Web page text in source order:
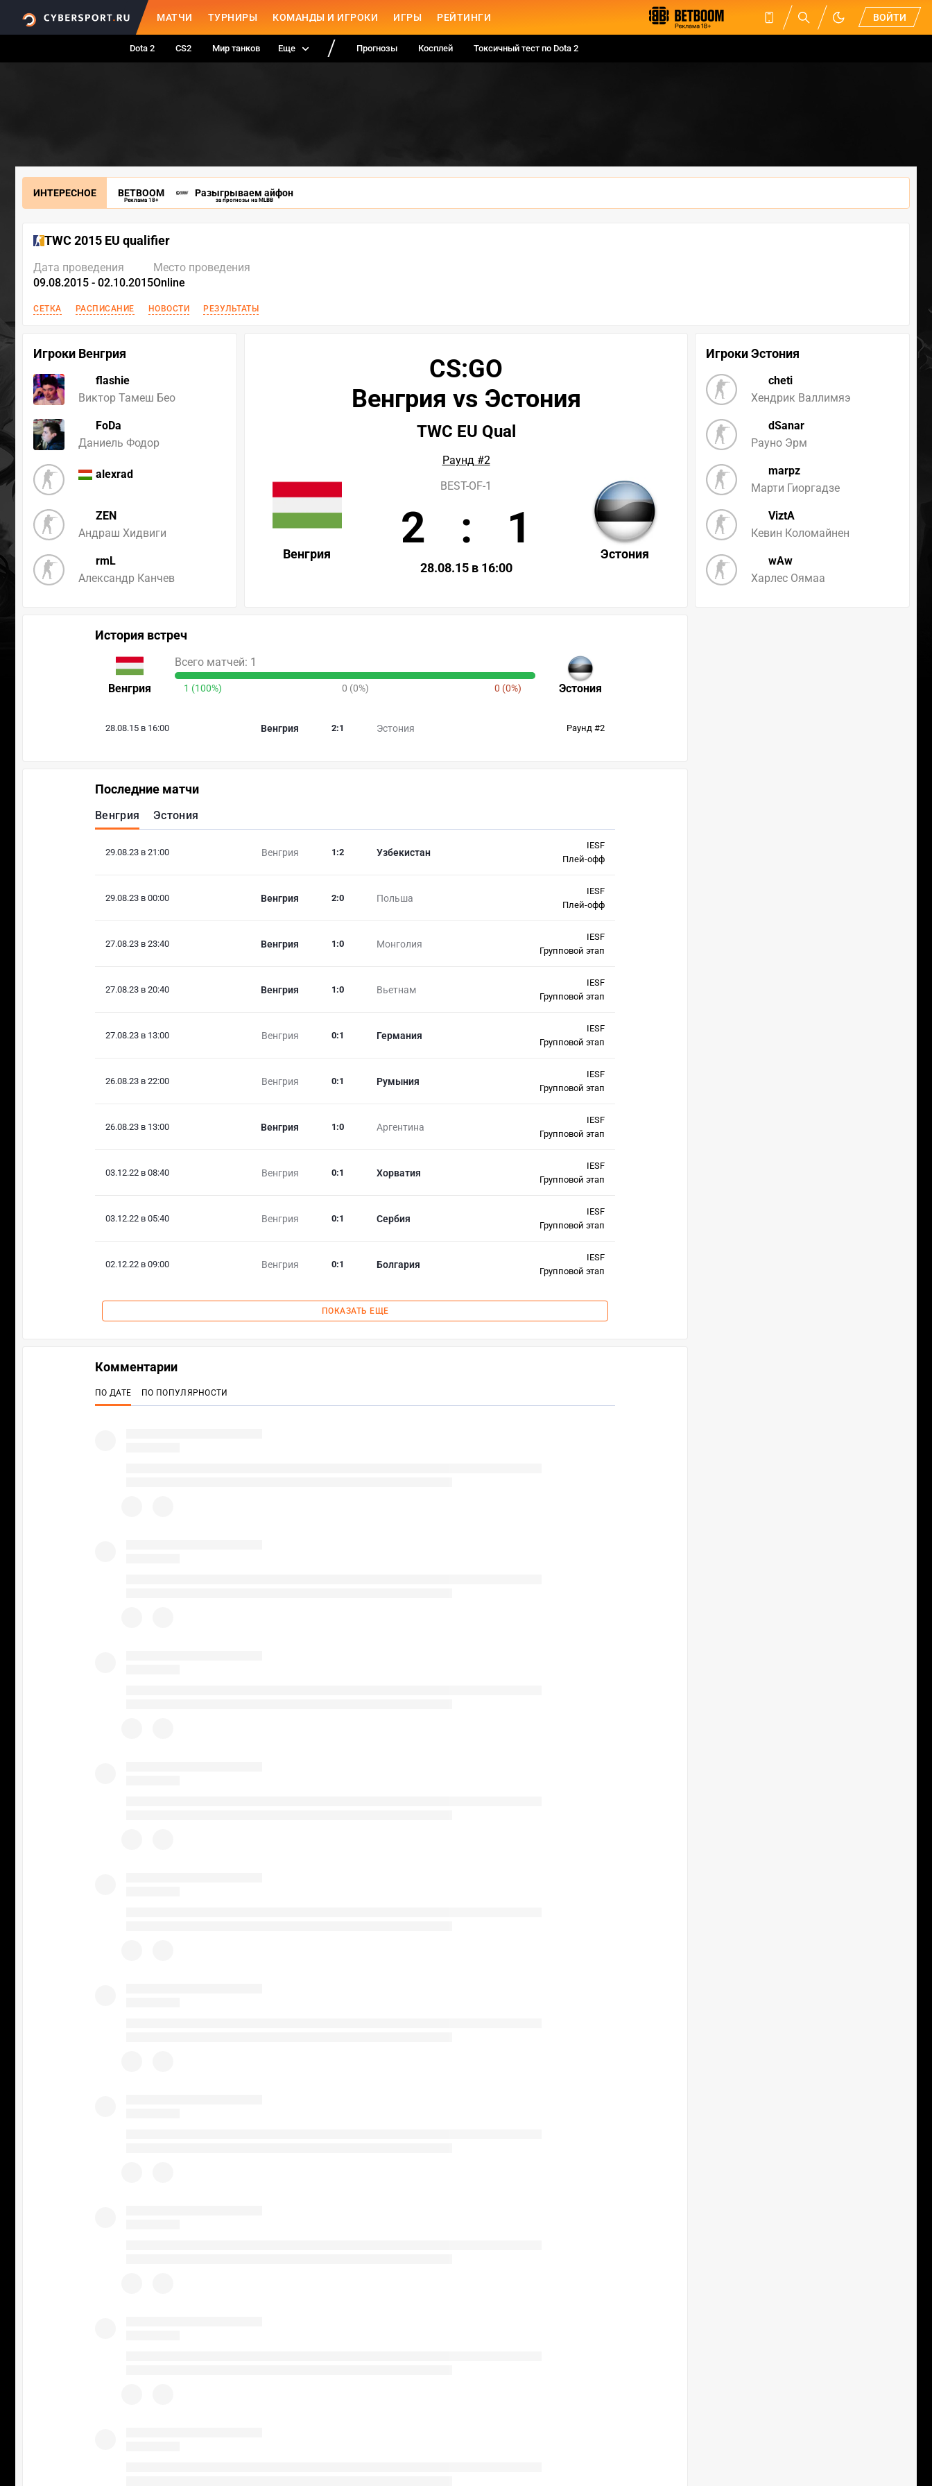
МАТЧИ ТУРНИРЫ КОМАНДЫ И ИГРОКИ ИГРЫ РЕЙТИНГИ ВОЙТИ
Dota 2 CS2 Мир танков Еще Прогнозы Косплей Токсичный тест по Dota 2
ИНТЕРЕСНОЕ BETBOOM
Реклама 18+
Разыгрываем айфон
за прогнозы на MLBB
TWC 2015 EU qualifier
Дата проведения
09.08.2015 - 02.10.2015
Место проведения
Online
СЕТКА РАСПИСАНИЕ НОВОСТИ РЕЗУЛЬТАТЫ
Игроки Венгрия
flashie
Виктор Тамеш Бео
FoDa
Даниель Фодор
alexrad
ZEN
Андраш Хидвиги
rmL
Александр Канчев
Игроки Эстония
cheti
Хендрик Валлимяэ
dSanar
Рауно Эрм
marpz
Марти Гиоргадзе
ViztA
Кевин Коломайнен
wAw
Харлес Оямаа
CS:GO
Венгрия vs Эстония
TWC EU Qual
Раунд #2
Венгрия Эстония
BEST-OF-1
2 : 1
28.08.15 в 16:00
История встреч
Венгрия Эстония
Всего матчей: 1
1 (100%) 0 (0%) 0 (0%)
28.08.15 в 16:00 Венгрия Эстония
2:1 Раунд #2
Последние матчи
Венгрия Эстония
29.08.23 в 21:00 Венгрия Узбекистан
1 :2
IESF
Плей-офф
29.08.23 в 00:00 Венгрия Польша
2:0
IESF
Плей-офф
27.08.23 в 23:40 Венгрия Монголия
1 :0
IESF
Групповой этап
27.08.23 в 20:40 Венгрия Вьетнам
1 :0
IESF
Групповой этап
27.08.23 в 13:00 Венгрия Германия
0:1
IESF
Групповой этап
26.08.23 в 22:00 Венгрия Румыния
0:1
IESF
Групповой этап
26.08.23 в 13:00 Венгрия Аргентина
1 :0
IESF
Групповой этап
03.12.22 в 08:40 Венгрия Хорватия
0:1
IESF
Групповой этап
03.12.22 в 05:40 Венгрия Сербия
0:1
IESF
Групповой этап
02.12.22 в 09:00 Венгрия Болгария
0:1
IESF
Групповой этап
ПОКАЗАТЬ ЕЩЕ
Комментарии
ПО ДАТЕ ПО ПОПУЛЯРНОСТИ